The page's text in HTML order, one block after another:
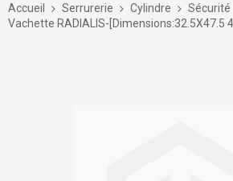
contenu
Accueil Serrurerie Cylindre Sécurité
Vachette RADIALIS-[Dimensions:32.5X47.5 4